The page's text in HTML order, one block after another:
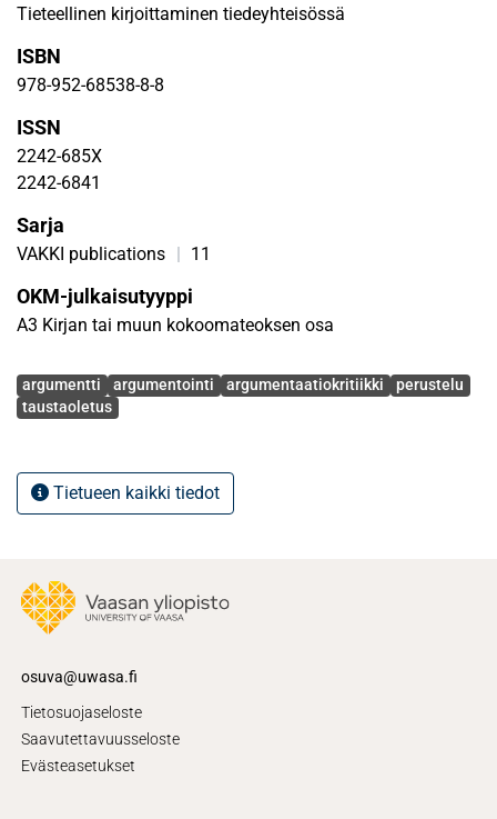
Tieteellinen kirjoittaminen tiedeyhteisössä
ISBN
978-952-68538-8-8
ISSN
2242-685X
2242-6841
Sarja
VAKKI publications | 11
OKM-julkaisutyyppi
A3 Kirjan tai muun kokoomateoksen osa
Avainsanat
argumentti argumentointi argumentaatiokritiikki
perustelu
taustaoletus
Tietueen kaikki tiedot
osuva@uwasa.fi
Tietosuojaseloste
Saavutettavuusseloste
Evästeasetukset